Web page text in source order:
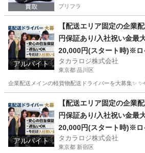
プリフラ
アルバイト
【配送エリア固定の企業
円保証あり/入社祝い金最
20,000円(スタート時)※ロ
タカラロジ株式会社
東京都 品川区
企業配送メインの軽貨物配送ドライバーを大募集✨
ドライバー 貨物
アルバイト
【配送エリア固定の企業
円保証あり/入社祝い金最
20,000円(スタート時)※ロ
タカラロジ株式会社
東京都 新宿区